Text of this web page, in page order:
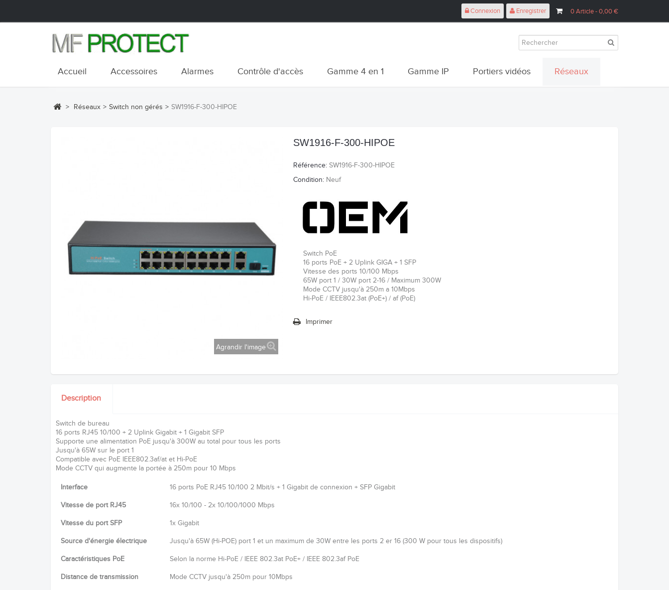
0Article- 0,00 €
Connexion Enregistrer
Accueil Accessoires Alarmes Contrôle d'accès Gamme 4 en 1 Gamme IP Portiers vidéos Réseaux
> Réseaux > Switch non gérés > SW1916-F-300-HIPOE
Agrandir l'image
SW1916-F-300-HIPOE
Référence: SW1916-F-300-HIPOE
Condition: Neuf
Switch PoE
16 ports PoE + 2 Uplink GIGA + 1 SFP
Vitesse des ports 10/100 Mbps
65W port 1 / 30W port 2-16 / Maximum 300W
Mode CCTV jusqu'à 250m a 10Mbps
Hi-PoE / IEEE802.3at (PoE+) / af (PoE)
Imprimer
Description
Switch de bureau
16 ports RJ45 10/100 + 2 Uplink Gigabit + 1 Gigabit SFP
Supporte une alimentation PoE jusqu'à 300W au total pour tous les ports
Jusqu'à 65W sur le port 1
Compatible avec PoE IEEE802.3af/at et Hi-PoE
Mode CCTV qui augmente la portée à 250m pour 10 Mbps
Interface 16 ports PoE RJ45 10/100 2 Mbit/s + 1 Gigabit de connexion + SFP Gigabit
Vitesse de port RJ45 16x 10/100 - 2x 10/100/1000 Mbps
Vitesse du port SFP 1x Gigabit
Source d'énergie électrique Jusqu'à 65W (Hi-POE) port 1 et un maximum de 30W entre les ports 2 er 16 (300 W pour tous les dispositifs)
Caractéristiques PoE Selon la norme Hi-PoE / IEEE 802.3at PoE+ / IEEE 802.3af PoE
Distance de transmission Mode CCTV jusqu'à 250m pour 10Mbps